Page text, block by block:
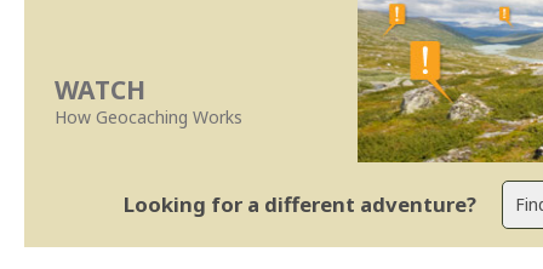
WATCH
How Geocaching Works
Looking for a different adventure?